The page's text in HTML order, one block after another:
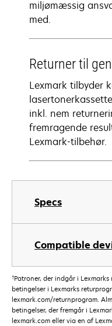
Specs
Compatible
miljømæssig
med.
Returner til
Lexmark tilbyder
inkl. nem
fremragende
Lexmark-tilbehør.
†Patroner, der indgår i
betingelser i Lexmarks
lexmark.com/returnprogram.
betingelser, der fremgår i
lexmark.com eller via en af